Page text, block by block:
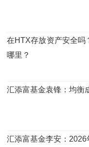
在HTX存放资产安全吗
哪里？
汇添富基金袁锋：均衡
汇添富基金李安：